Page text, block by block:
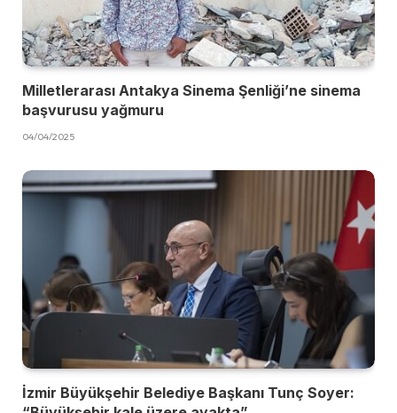
Milletlerarası Antakya Sinema Şenliği’ne sinema
başvurusu yağmuru
04/04/2025
İzmir Büyükşehir Belediye Başkanı Tunç Soyer: